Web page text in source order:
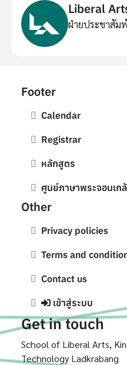
Liberal
ฝ่ายประชาสัม
Footer
Calendar
Registrar
หลักสูตร
ศูนย์ภาษาพระจอมเก
Other
Privacy policies
Terms and
Contact us
เข้าสู่ระบบ
Get in touch
School of Liberal Arts,
Technology Ladkrabang